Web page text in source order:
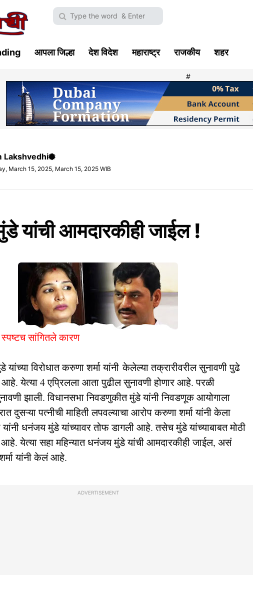
आपला जिल्हा देश विदेश महाराष्ट्र राजकीय शहर
#
Lakshvedhi
March 15, 2025, March 15, 2025 WIB
यांची आमदारकीही जाईल !
स्पष्टच सांगितले कारण
विरोधात करुणा शर्मा यांनी केलेल्या तक्रारीवरील सुनावणी पुढे
येत्या 4 एप्रिलला आता पुढील सुनावणी होणार आहे. परळी
झाली. विधानसभा निवडणुकीत मुंडे यांनी निवडणूक आयोगाला
दुसऱ्या पत्नीची माहिती लपवल्याचा आरोप करुणा शर्मा यांनी केला
धनंजय मुंडे यांच्यावर तोफ डागली आहे. तसेच मुंडे यांच्याबाबत मोठी
आहे. येत्या सहा महिन्यात धनंजय मुंडे यांची आमदारकीही जाईल, असं
यांनी केलं आहे.
ADVERTISEMENT